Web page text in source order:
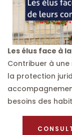
Les élus face à
Contribuer à
la protection
besoins des